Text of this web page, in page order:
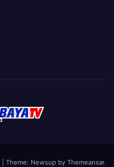
Theme: Newsupby Themeansar.